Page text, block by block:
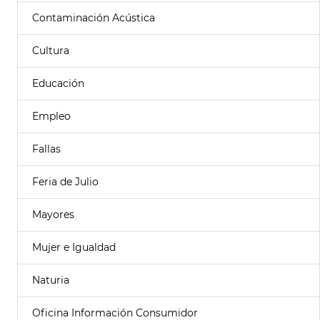
Contaminación Acústica
Cultura
Educación
Empleo
Fallas
Feria de Julio
Mayores
Mujer e Igualdad
Naturia
Oficina Información Consumidor